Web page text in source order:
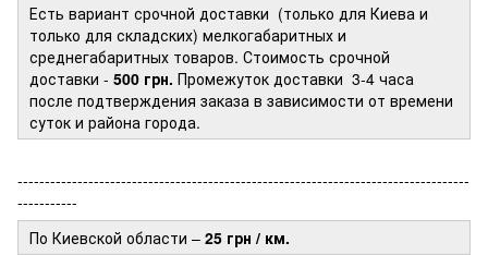
Есть вариант срочной доставки (только для Киева и
только для складских) мелкогабаритных и
среднегабаритных товаров. Стоимость срочной
доставки - 500 грн. Промежуток доставки 3-4 часа
после подтверждения заказа в зависимости от времени
суток и района города.
-----------------------------------------------------------------------------------
-----------
По Киевской области – 25 грн / км.